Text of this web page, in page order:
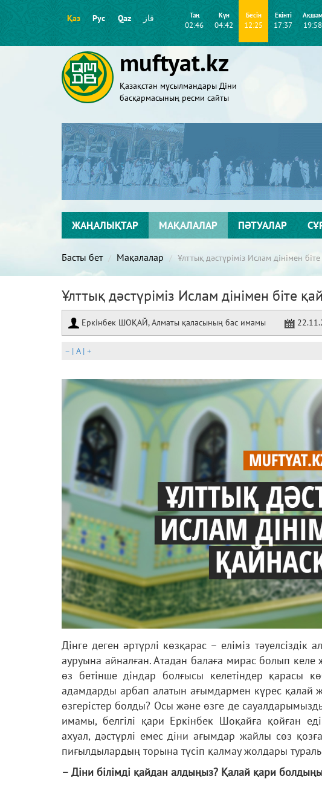
Қаз Рус Qaz قاز Таң
02:46
Күн
04:42
Бесін
12:25
Екінті
17:37
Ақшам
19:58
muftyat.kz
Қазақстан мұсылмандары Діни
басқармасының ресми сайты
ЖАҢАЛЫҚТАР МАҚАЛАЛАР ПӘТУАЛАР
Басты бет Мақалалар Ұлттық дәстүріміз Ислам дінімен
Ұлттық дәстүріміз Ислам дінімен біте
Еркінбек ШОҚАЙ, Алматы қаласының бас имамы
– | A| +
Дінге деген әртүрлі көзқарас – еліміз
ауруына айналған. Атадан балаға мирас болып
өз бетінше діндар болғысы келетіндер қарасы
адамдарды арбап алатын ағымдармен күрес қалай
өзгерістер болды? Осы және өзге де
имамы, белгілі қари Еркінбек Шоқайға қойған
ахуал, дәстүрлі емес діни ағымдар жайлы сөз
пиғылдылардың торына түсіп қалмау жолдары
– Діни білімді қайдан алдыңыз? Қалай қари